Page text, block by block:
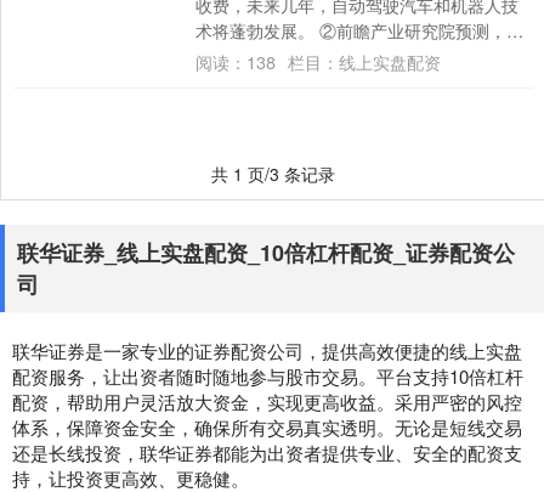
收费，未来几年，自动驾驶汽车和机器人技
术将蓬勃发展。 ②前瞻产业研究院预测，至
2030年，中国智能网联汽车及“车路云一体....
阅读： 138 栏目： 线上实盘配资
共 1 页/3 条记录
联华证券_线上实盘配资_10倍杠杆配资_证券配资公
司
联华证券是一家专业的证券配资公司，提供高效便捷的线上实盘
配资服务，让出资者随时随地参与股市交易。平台支持10倍杠杆
配资，帮助用户灵活放大资金，实现更高收益。采用严密的风控
体系，保障资金安全，确保所有交易真实透明。无论是短线交易
还是长线投资，联华证券都能为出资者提供专业、安全的配资支
持，让投资更高效、更稳健。